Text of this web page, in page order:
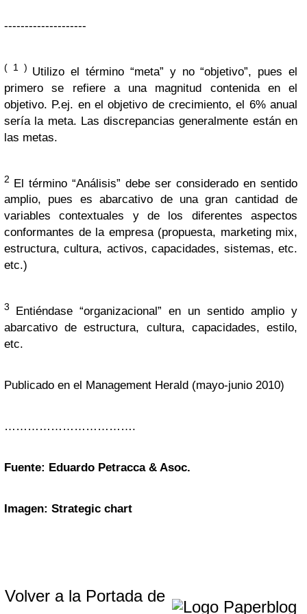
--------------------
( 1 ) Utilizo el término “meta” y no “objetivo”, pues el
primero se refiere a una magnitud contenida en el
objetivo. P.ej. en el objetivo de crecimiento, el 6% anual
sería la meta. Las discrepancias generalmente están en
las metas.
2 El término “Análisis” debe ser considerado en sentido
amplio, pues es abarcativo de una gran cantidad de
variables contextuales y de los diferentes aspectos
conformantes de la empresa (propuesta, marketing mix,
estructura, cultura, activos, capacidades, sistemas, etc.
etc.)
3 Entiéndase “organizacional” en un sentido amplio y
abarcativo de estructura, cultura, capacidades, estilo,
etc.
Publicado en el Management Herald (mayo-junio 2010)
…………………………….
Fuente: Eduardo Petracca & Asoc.
Imagen: Strategic chart
Volver a la Portada de